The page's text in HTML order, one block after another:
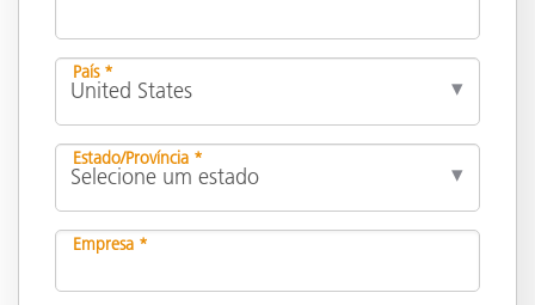
País *
Estado/Província *
Empresa *